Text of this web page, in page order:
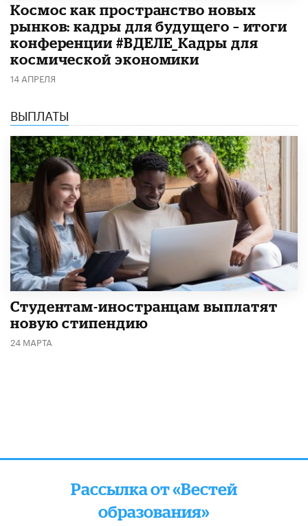
Космос как пространство новых
рынков: кадры для будущего – итоги
конференции #ВДЕЛЕ_Кадры для
космической экономики
14 АПРЕЛЯ
ВЫПЛАТЫ
Студентам-иностранцам выплатят
новую стипендию
24 МАРТА
Рассылка от «Вестей
образования»